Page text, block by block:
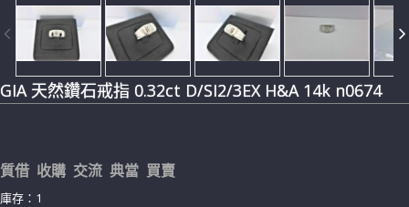
GIA 天然鑽石戒指 0.32ct D/SI2/3EX H&A 14k n0674
質借 收購 交流 典當 買賣
庫存：1